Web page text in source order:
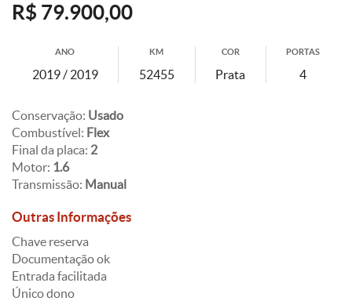
R$ 79.900,00
ANO
2019 / 2019
KM
52455
COR
Prata
PORTAS
4
Conservação: Usado
Combustível: Flex
Final da placa: 2
Motor: 1.6
Transmissão: Manual
Outras Informações
Chave reserva
Documentação ok
Entrada facilitada
Único dono